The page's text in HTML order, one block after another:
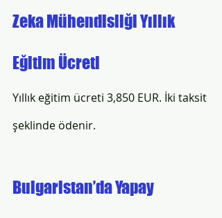
Zeka Mühendisliği Yıllık
Eğitim Ücreti
Yıllık eğitim ücreti 3,850 EUR. İki taksit
şeklinde ödenir.
Bulgaristan’da Yapay